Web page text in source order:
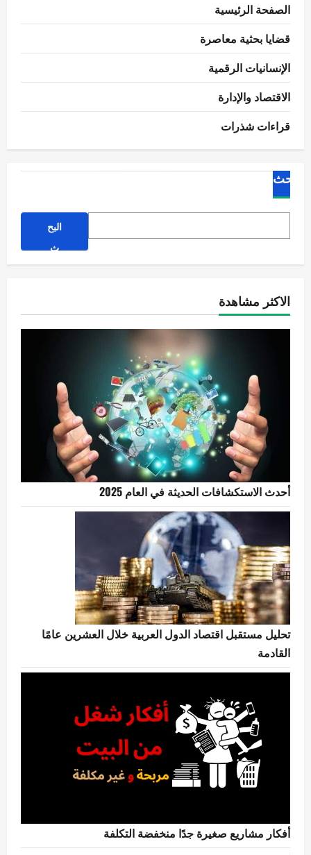
التركية
(Lokum)
الرمان
الصفحة الرئيسية
قضايا بحثية معاصرة
الإنسانيات الرقمية
الاقتصاد والإدارة
قراءات شذرات
البحث
البح
ث
الاكثر مشاهدة
أحدث الاستكشافات الحديثة في العام 2025
تحليل مستقبل اقتصاد الدول العربية خلال العشرين عامًا
القادمة
أفكار مشاريع صغيرة جدًا منخفضة التكلفة